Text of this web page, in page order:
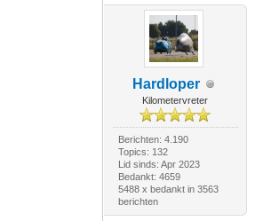
Hardloper
Kilometervreter
Berichten: 4.190
Topics: 132
Lid sinds: Apr 2023
Bedankt: 4659
5488 x bedankt in 3563
berichten